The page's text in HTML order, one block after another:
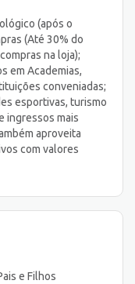
(após o
(Até 30% do
na loja);
em Academias,
conveniadas;
esportivas, turismo
ingressos mais
aproveita
com valores
e Filhos